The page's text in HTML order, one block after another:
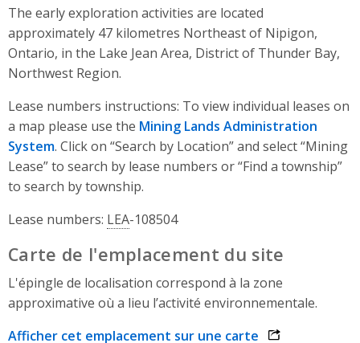
The early exploration activities are located
approximately 47 kilometres Northeast of Nipigon,
Ontario, in the Lake Jean Area, District of Thunder Bay,
Northwest Region.
Lease numbers instructions: To view individual leases on
a map please use the Mining Lands Administration
System. Click on “Search by Location” and select “Mining
Lease” to search by lease numbers or “Find a township”
to search by township.
Lease numbers: LEA-108504
Carte de l'emplacement du site
L'épingle de localisation correspond à la zone
approximative où a lieu l’activité environnementale.
Afficher cet emplacement sur une carte opens link in